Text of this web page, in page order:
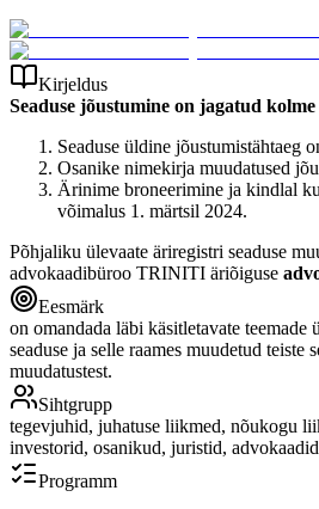
Kirjeldus
Seaduse jõustumine on jagatud
Seaduse üldine jõustumistähtaeg
Osanike nimekirja muudatused
Ärinime broneerimine ja kindlal
võimalus 1. märtsil 2024.
Põhjaliku ülevaate äriregistri seaduse
advokaadibüroo TRINITI äriõiguse
Eesmärk
on omandada läbi käsitletavate teemade
seaduse ja selle raames muudetud teiste
muudatustest.
Sihtgrupp
tegevjuhid, juhatuse liikmed, nõukogu
investorid, osanikud, juristid, advokaadid
Programm